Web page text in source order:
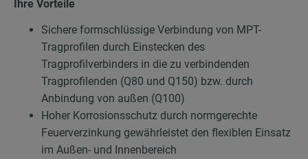
Ihre Vorteile
Sichere formschlüssige Verbindung von MPT-
Tragprofilen durch Einstecken des
Tragprofilverbinders in die zu verbindenden
Tragprofilenden (Q80 und Q150) bzw. durch
Anbindung von außen (Q100)
Hoher Korrosionsschutz durch normgerechte
Feuerverzinkung gewährleistet den flexiblen Einsatz
im Außen- und Innenbereich